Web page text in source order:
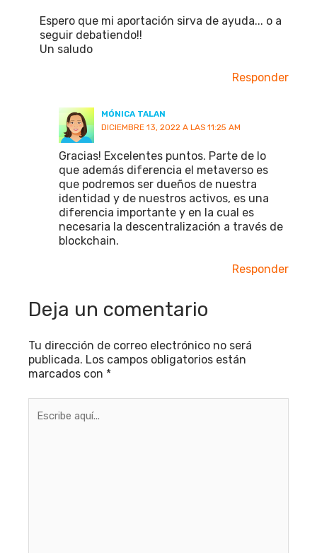
Espero que mi aportación sirva de ayuda... o a
seguir debatiendo!!
Un saludo
Responder
MÓNICA TALAN
DICIEMBRE 13, 2022 A LAS 11:25 AM
Gracias! Excelentes puntos. Parte de lo
que además diferencia el metaverso es
que podremos ser dueños de nuestra
identidad y de nuestros activos, es una
diferencia importante y en la cual es
necesaria la descentralización a través de
blockchain.
Responder
Deja un comentario
Tu dirección de correo electrónico no será
publicada. Los campos obligatorios están
marcados con *
aquí...